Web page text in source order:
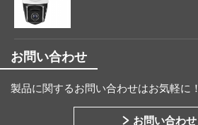
お問い合わせ
製品に関するお問い合わせはお気軽に！
お問い合わせ